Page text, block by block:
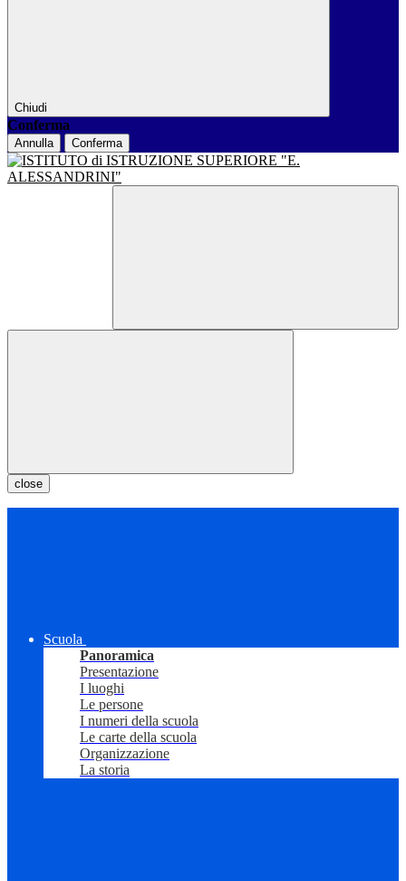
Chiudi
Conferma
Annulla Conferma
close
Scuola
Panoramica
Presentazione
I luoghi
Le persone
I numeri della scuola
Le carte della scuola
Organizzazione
La storia